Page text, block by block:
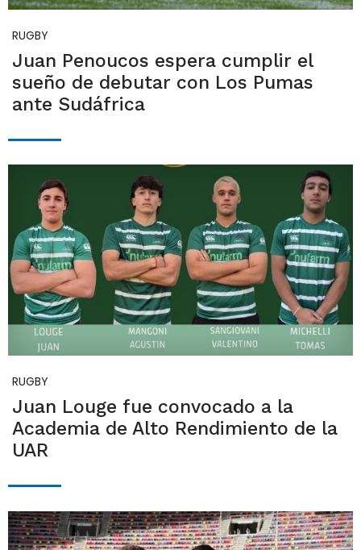
RUGBY
Juan Penoucos espera cumplir el
sueño de debutar con Los Pumas
ante Sudáfrica
RUGBY
Juan Louge fue convocado a la
Academia de Alto Rendimiento de la
UAR